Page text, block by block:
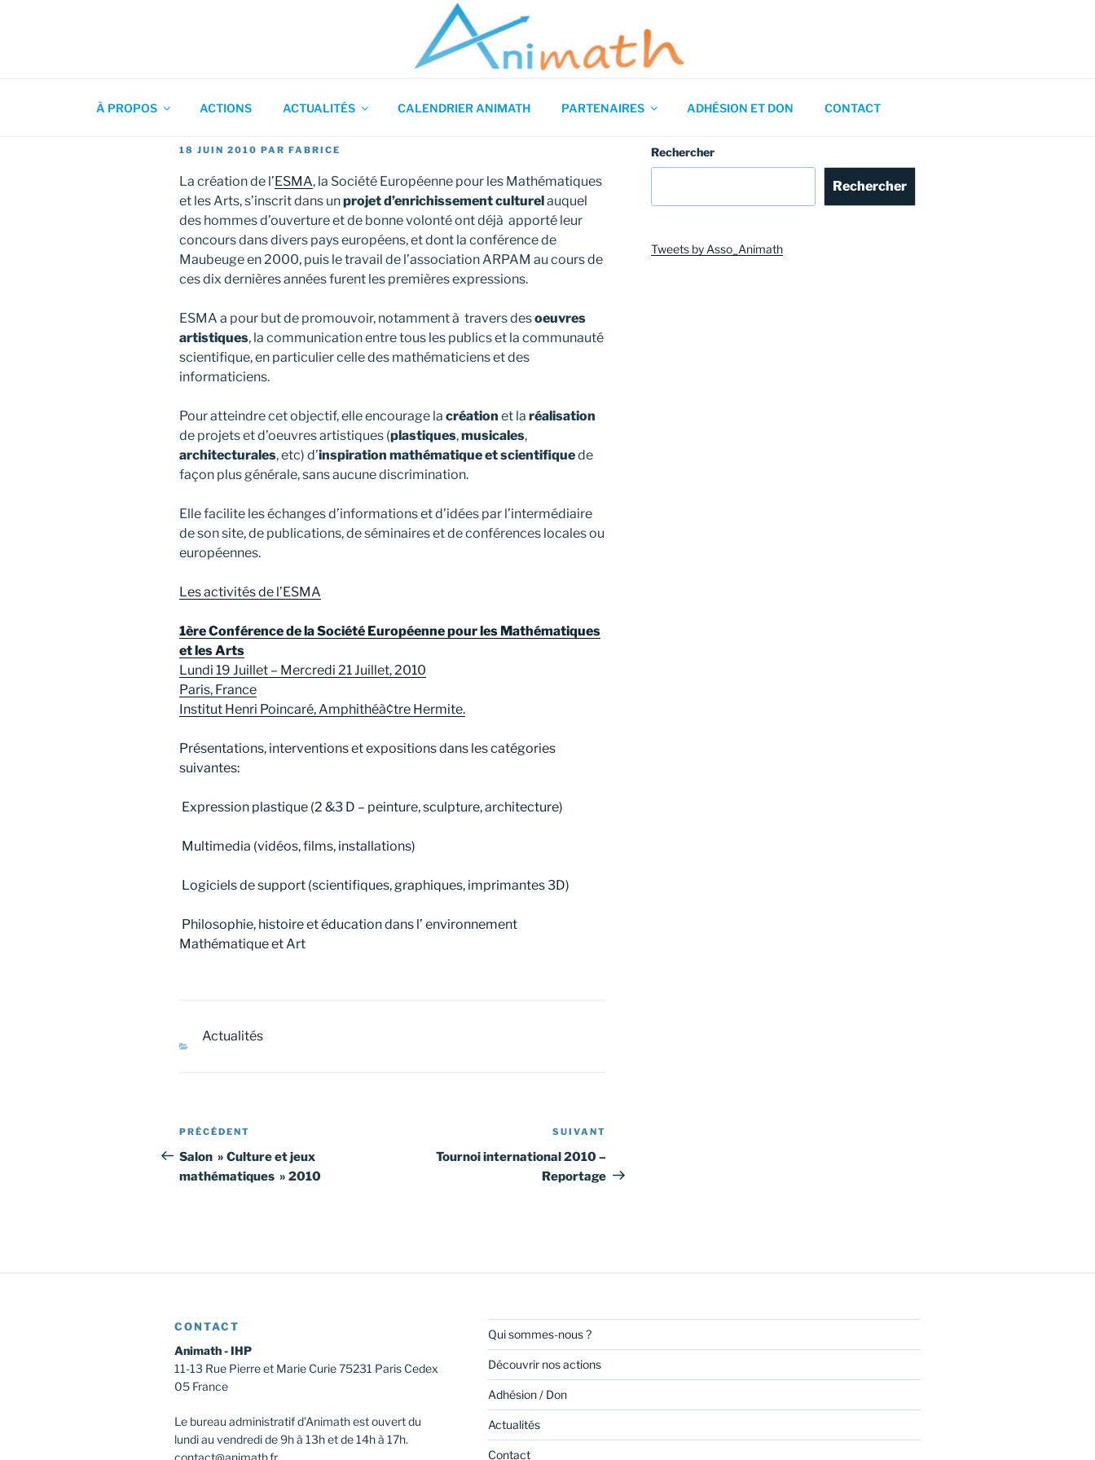
Association pour l'Animation en Mathématiques
À PROPOS ACTIONS ACTUALITÉS CALENDRIER ANIMATH PARTENAIRES ADHÉSION ET DON CONTACT
PUBLIÉ
18 JUIN 2010 PAR FABRICE
La création de l’ESMA, la Société Européenne pour les Mathématiques
et les Arts, s’inscrit dans unprojet d’enrichissement culturelauquel
des hommes d’ouverture et de bonne volonté ont déjà apporté leur
concours dans divers pays européens, et dont la conférence de
Maubeuge en 2000, puis le travail de l’association ARPAM au cours de
ces dix dernières années furent les premières expressions.
ESMA a pour but de promouvoir, notamment à travers desoeuvres
artistiques, la communication entre tous les publics et la communauté
scientifique, en particulier celle des mathématiciens et des
informaticiens.
Pour atteindre cet objectif, elle encourage la création et la réalisation
de projets et d’oeuvres artistiques (plastiques,musicales,
architecturales, etc) d’inspiration mathématique et scientifiquede
façon plus générale, sans aucune discrimination.
Elle facilite les échanges d’informations et d’idées par l’intermédiaire
de son site, de publications, de séminaires et de conférences locales ou
européennes.
Les activités de l’ESMA
1ère Conférence de la Société Européenne pour les Mathématiques
et les Arts
Lundi 19 Juillet – Mercredi 21 Juillet, 2010
Paris, France
Institut Henri Poincaré, Amphithéà¢tre Hermite.
Présentations, interventions et expositions dans les catégories
suivantes:
Expression plastique (2 &3 D – peinture, sculpture, architecture)
Multimedia (vidéos, films, installations)
Logiciels de support (scientifiques, graphiques, imprimantes 3D)
Philosophie, histoire et éducation dans l’ environnement
Mathématique et Art
Actualités
Navigation
de
l’article
Article
précédent
PRÉCÉDENT
Salon » Culture et jeux
mathématiques » 2010
SUIVANT
Tournoi international 2010 –
Reportage
Rechercher
Rechercher
Tweets by Asso_Animath
CONTACT
Animath - IHP
11-13 Rue Pierre et Marie Curie 75231 Paris Cedex
05 France
Le bureau administratif d’Animath est ouvert du
lundi au vendredi de 9h à 13h et de 14h à 17h.
contact@animath.fr
Qui sommes-nous ?
Découvrir nos actions
Adhésion / Don
Actualités
Contact